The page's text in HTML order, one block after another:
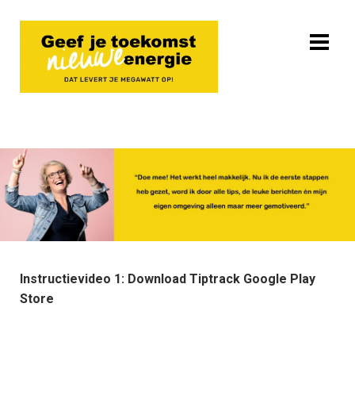
Instructievideo 1: Download Tiptrack Google Play
Store